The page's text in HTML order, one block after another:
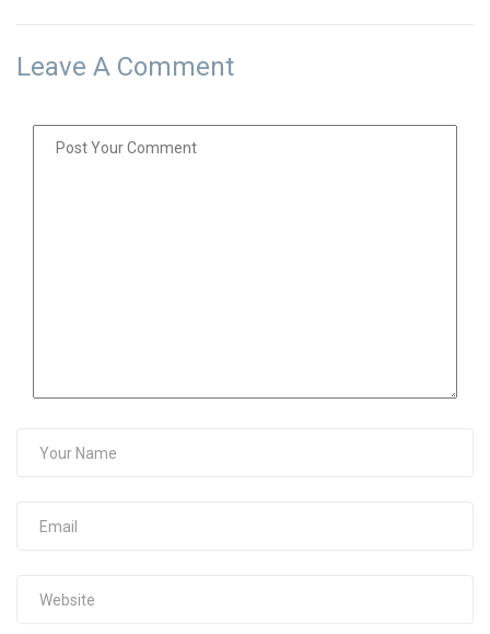
Leave A Comment